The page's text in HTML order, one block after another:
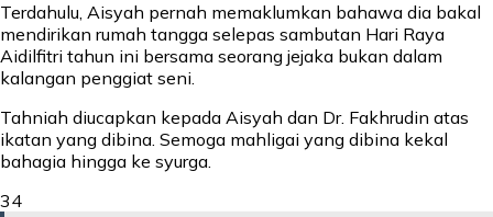
Terdahulu, Aisyah pernah memaklumkan bahawa dia bakal
mendirikan rumah tangga selepas sambutan Hari Raya
Aidilfitri tahun ini bersama seorang jejaka bukan dalam
kalangan penggiat seni.
Tahniah diucapkan kepada Aisyah dan Dr. Fakhrudin atas
ikatan yang dibina. Semoga mahligai yang dibina kekal
bahagia hingga ke syurga.
34